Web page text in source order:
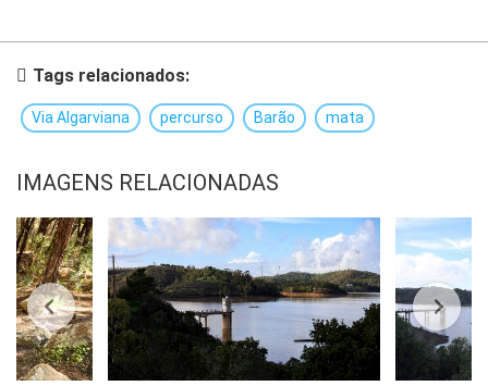
Tags relacionados:
Via Algarviana percurso Barão mata
IMAGENS RELACIONADAS